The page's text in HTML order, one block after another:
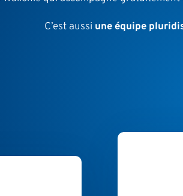
C’est aussi une équipe